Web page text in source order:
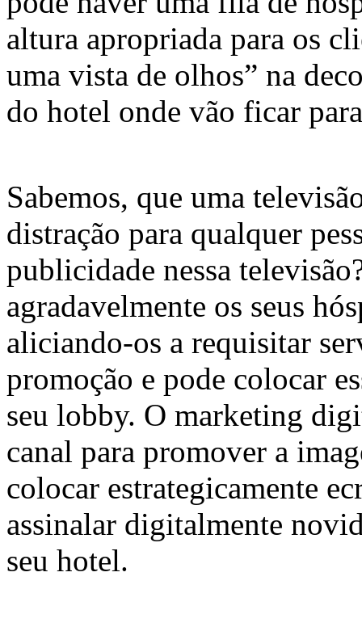
altura apropriada para os
uma vista de olhos” na
do hotel onde vão ficar
Sabemos, que uma
distração para qualquer
publicidade nessa
agradavelmente os seus
aliciando-os a requisitar
promoção e pode colocar
seu lobby. O marketing
canal para promover a
colocar estrategicamente
assinalar digitalmente
seu hotel.